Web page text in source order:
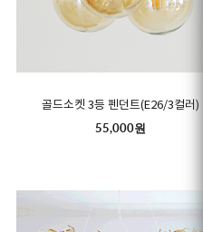
골드소켓 3등 펜던트(E26/3컬러)
55,000원